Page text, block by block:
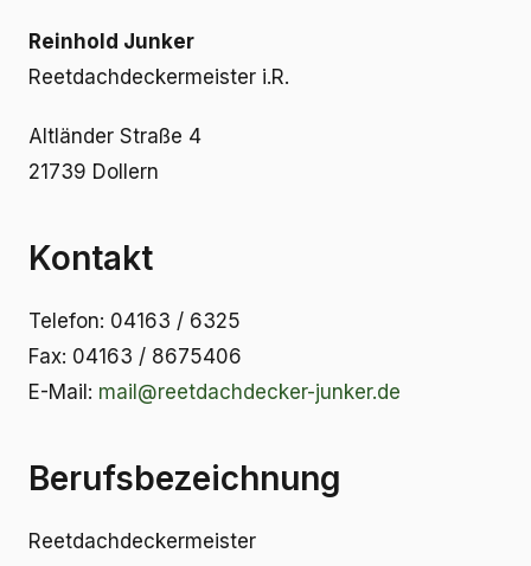
Reinhold Junker
Reetdachdeckermeister i.R.
Altländer Straße 4
21739 Dollern
Kontakt
Telefon: 04163 / 6325
Fax: 04163 / 8675406
E-Mail: mail@reetdachdecker-junker.de
Berufsbezeichnung
Reetdachdeckermeister